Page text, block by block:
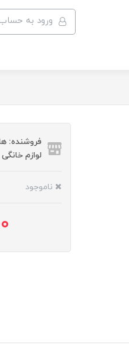
ورود به
فروشنده:
لوازم خانگی
ناموجود